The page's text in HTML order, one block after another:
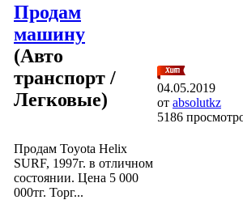
Продам
машину
(Авто
транспорт /
Легковые)
Продам Toyota Helix
SURF, 1997г. в отличном
состоянии. Цена 5 000
000тг. Торг...
04.05.2019
от absolutkz
5186